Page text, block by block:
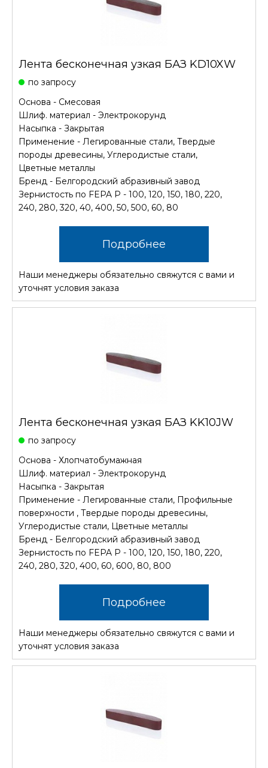
Лента бесконечная узкая БАЗ KD10XW
по запросу
Основа - Смесовая
Шлиф. материал - Электрокорунд
Насыпка - Закрытая
Применение - Легированные стали, Твердые
породы древесины, Углеродистые стали,
Цветные металлы
Бренд - Белгородский абразивный завод
Зернистость по FEPA P - 100, 120, 150, 180, 220,
240, 280, 320, 40, 400, 50, 500, 60, 80
Подробнее
Наши менеджеры обязательно свяжутся с вами и
уточнят условия заказа
Лента бесконечная узкая БАЗ KK10JW
по запросу
Основа - Хлопчатобумажная
Шлиф. материал - Электрокорунд
Насыпка - Закрытая
Применение - Легированные стали, Профильные
поверхности , Твердые породы древесины,
Углеродистые стали, Цветные металлы
Бренд - Белгородский абразивный завод
Зернистость по FEPA P - 100, 120, 150, 180, 220,
240, 280, 320, 400, 60, 600, 80, 800
Подробнее
Наши менеджеры обязательно свяжутся с вами и
уточнят условия заказа